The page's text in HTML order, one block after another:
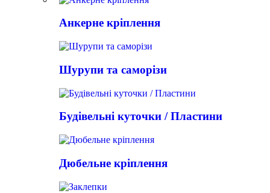
Анкерне кріплення
Шурупи та саморізи
Будівельні куточки / Пластини
Дюбельне кріплення